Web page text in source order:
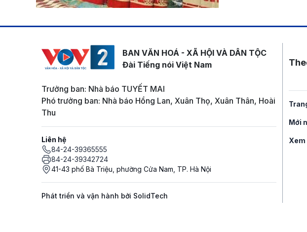
BAN VĂN HOÁ - XÃ HỘI VÀ DÂN TỘC
Đài Tiếng nói Việt Nam
Trưởng ban: Nhà báo TUYẾT MAI
Phó trưởng ban: Nhà báo Hồng Lan, Xuân Thọ, Xuân Thân, Hoài
Thu
Liên hệ
84-24-39365555
84-24-39342724
41-43 phố Bà Triệu, phường Cửa Nam, TP. Hà Nội
Phát triển và vận hành bởi SolidTech
Mới
Xem